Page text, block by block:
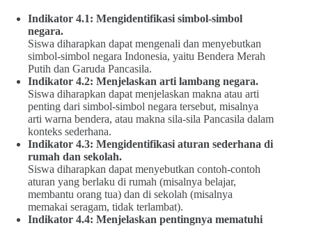
Indikator 4.1: Mengidentifikasi simbol-simbol
negara.
Siswa diharapkan dapat mengenali dan menyebutkan
simbol-simbol negara Indonesia, yaitu Bendera Merah
Putih dan Garuda Pancasila.
Indikator 4.2: Menjelaskan arti lambang negara.
Siswa diharapkan dapat menjelaskan makna atau arti
penting dari simbol-simbol negara tersebut, misalnya
arti warna bendera, atau makna sila-sila Pancasila dalam
konteks sederhana.
Indikator 4.3: Mengidentifikasi aturan sederhana di
rumah dan sekolah.
Siswa diharapkan dapat menyebutkan contoh-contoh
aturan yang berlaku di rumah (misalnya belajar,
membantu orang tua) dan di sekolah (misalnya
memakai seragam, tidak terlambat).
Indikator 4.4: Menjelaskan pentingnya mematuhi